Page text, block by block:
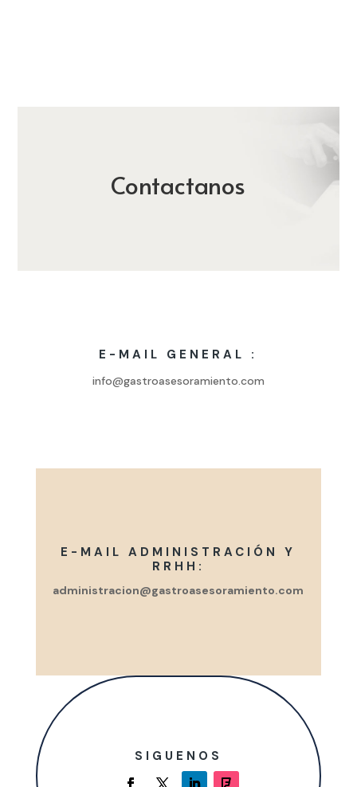
Contactanos
E-MAIL GENERAL :
info@gastroasesoramiento.com
E-MAIL ADMINISTRACIÓN Y
RRHH:
administracion@gastroasesoramiento.com
SIGUENOS